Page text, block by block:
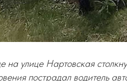
улице Нартовская
пострадал водитель